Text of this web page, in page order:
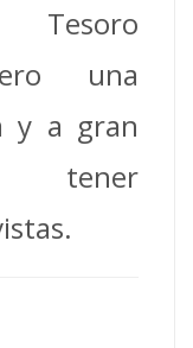
una
y a gran
tener